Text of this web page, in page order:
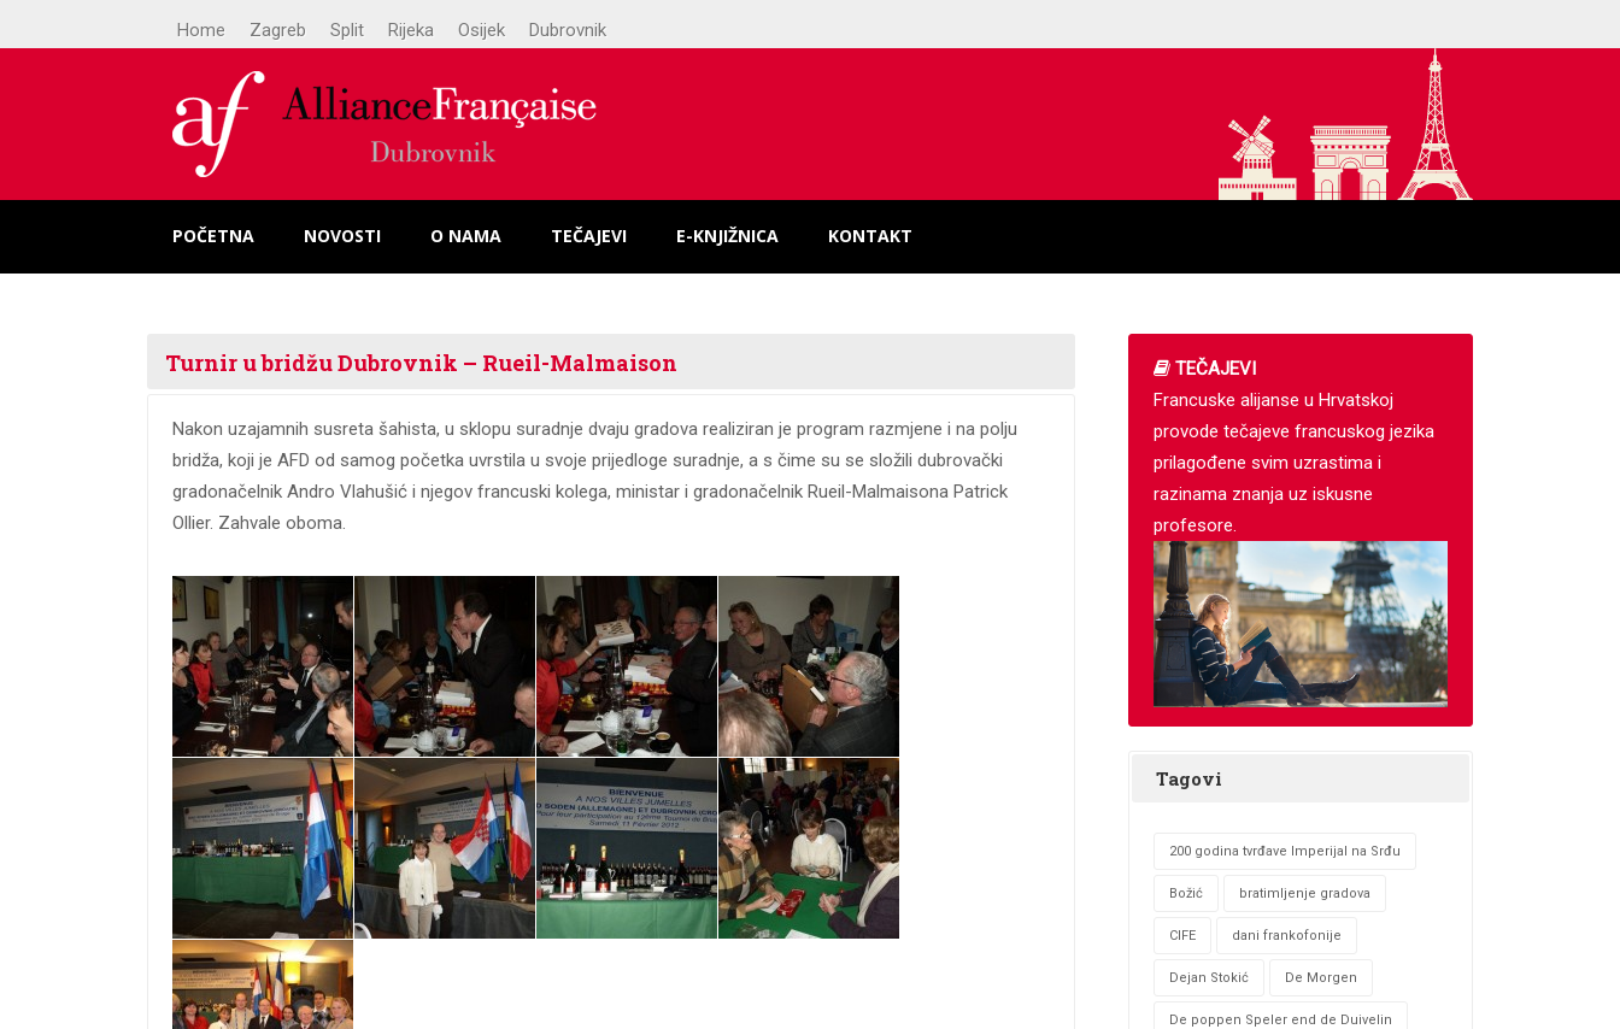
Home Zagreb Split Rijeka Osijek Dubrovnik
POČETNA NOVOSTI O NAMA TEČAJEVI E-KNJIŽNICA KONTAKT
Turnir u bridžu Dubrovnik – Rueil-Malmaison
Nakon uzajamnih susreta šahista, u sklopu suradnje dvaju gradova realiziran je program razmjene i na polju
bridža, koji je AFD od samog početka uvrstila u svoje prijedloge suradnje, a s čime su se složili dubrovački
gradonačelnik Andro Vlahušić i njegov francuski kolega, ministar i gradonačelnik Rueil-Malmaisona Patrick
Ollier. Zahvale oboma.
TEČAJEVI
Francuske alijanse u Hrvatskoj
provode tečajeve francuskog jezika
prilagođene svim uzrastima i
razinama znanja uz iskusne
profesore.
Tagovi
200 godina tvrđave Imperijal na Srđu
Božić bratimljenje gradova
CIFE dani frankofonije
Dejan Stokić De Morgen
De poppen Speler end de Duivelin